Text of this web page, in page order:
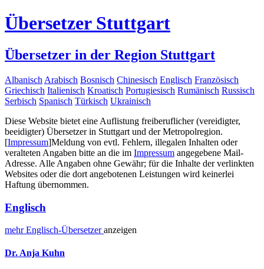
Übersetzer Stuttgart
Übersetzer in der Region Stuttgart
Albanisch Arabisch Bosnisch Chinesisch Englisch Französisch
Griechisch Italienisch Kroatisch Portugiesisch Rumänisch Russisch
Serbisch Spanisch Türkisch Ukrainisch
Diese Website bietet eine Auflistung freiberuflicher (vereidigter,
beeidigter) Übersetzer in Stuttgart und der Metropolregion.
[Impressum]Meldung von evtl. Fehlern, illegalen Inhalten oder
veralteten Angaben bitte an die im Impressum angegebene Mail-
Adresse. Alle Angaben ohne Gewähr; für die Inhalte der verlinkten
Websites oder die dort angebotenen Leistungen wird keinerlei
Haftung übernommen.
Englisch
mehrEnglisch-Übersetzeranzeigen
Dr. Anja Kuhn